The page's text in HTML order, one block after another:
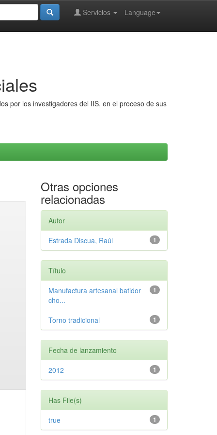
Language
Servicios
por los investigadores del IIS, en el proceso de sus
Otras opciones
relacionadas
Autor
1
Estrada Discua, Raúl
Título
1
Manufactura artesanal batidor
cho...
1
Torno tradicional
Fecha de lanzamiento
1
2012
Has File(s)
1
true